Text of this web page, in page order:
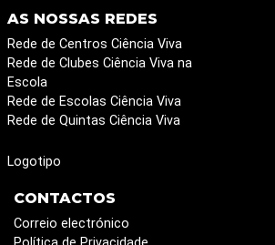
AS NOSSAS REDES
Rede de Centros Ciência Viva
Rede de Clubes Ciência Viva na
Escola
Rede de Escolas Ciência Viva
Rede de Quintas Ciência Viva
Logotipo
CONTACTOS
Correio electrónico